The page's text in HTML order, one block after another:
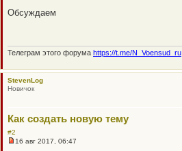
е
п
и
н
н
о
о
о
щ
Обсуждаем
Телеграм этого форума https://t.me/N_Voensud_ru
StevenLog
Новичок
Как создать новую тему
#2
16 авг 2017, 06:47